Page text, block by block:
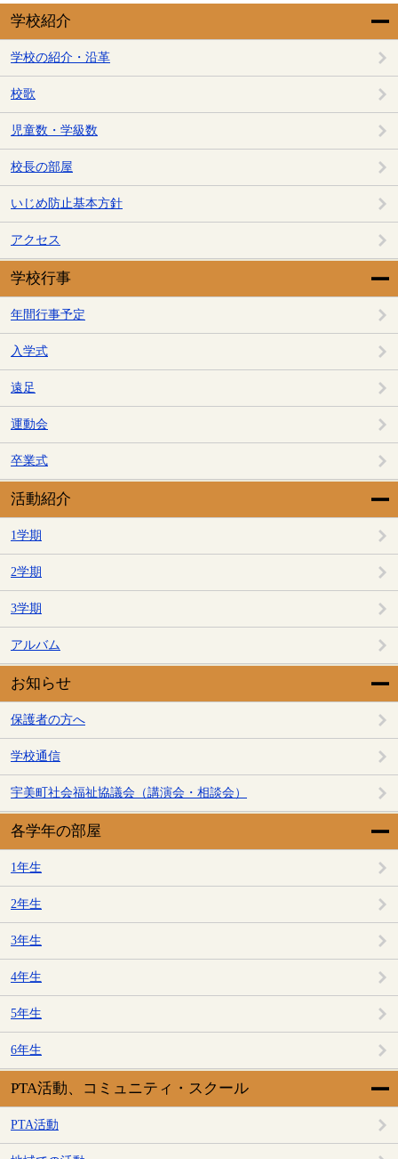
学校紹介
学校の紹介・沿革
校歌
児童数・学級数
校長の部屋
いじめ防止基本方針
アクセス
学校行事
年間行事予定
入学式
遠足
運動会
卒業式
活動紹介
1学期
2学期
3学期
アルバム
お知らせ
保護者の方へ
学校通信
宇美町社会福祉協議会（講演会・相談会）
各学年の部屋
1年生
2年生
3年生
4年生
5年生
6年生
PTA活動、コミュニティ・スクール
PTA活動